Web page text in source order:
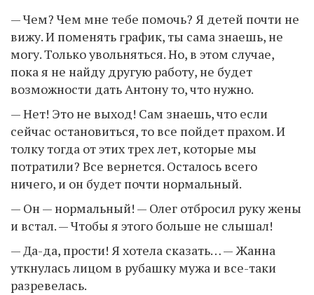
— Чем? Чем мне тебе помочь? Я детей почти не
вижу. И поменять график, ты сама знаешь, не
могу. Только увольняться. Но, в этом случае,
пока я не найду другую работу, не будет
возможности дать Антону то, что нужно.
— Нет! Это не выход! Сам знаешь, что если
сейчас остановиться, то все пойдет прахом. И
толку тогда от этих трех лет, которые мы
потратили? Все вернется. Осталось всего
ничего, и он будет почти нормальный.
— Он — нормальный! — Олег отбросил руку жены
и встал. — Чтобы я этого больше не слышал!
— Да-да, прости! Я хотела сказать… — Жанна
уткнулась лицом в рубашку мужа и все-таки
разревелась.